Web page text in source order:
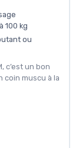
100 kg
ou
c’est un bon
coin muscu à la